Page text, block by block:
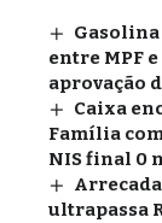
entre MPF
aprovação
Caixa
Família
NIS final 0
ultrapassa